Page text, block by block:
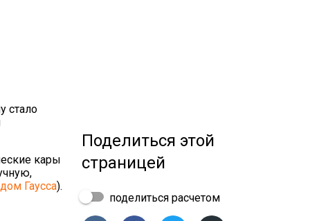
стало
кары
Гаусса).
Поделиться этой
страницей
поделиться расчетом